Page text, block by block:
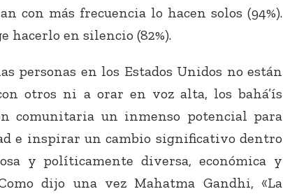
con más frecuencia lo hacen solos (94%).
hacerlo en silencio (82%).
personas en los Estados Unidos no están
otros ni a orar en voz alta, los bahá’ís
comunitaria un inmenso potencial para
e inspirar un cambio significativo dentro
y políticamente diversa, económica y
dijo una vez Mahatma Gandhi, «La